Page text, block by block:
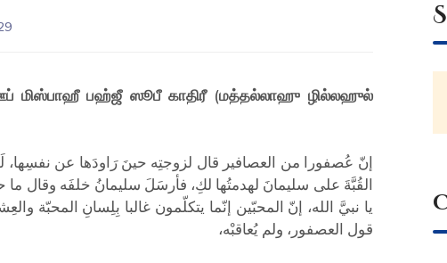
மிஸ்பாஹீ பஹ்ஜீ ஸூபீ காதிரீ (மத்தல்லாஹு ழில்லஹுல்
إنّ عُصفورا من العصافير قال لزوجتِه حينَ رَاودَها عن
القُبَّةَ على سليمانَ لهدمتُها لكِ، فأرسَلَ سليمانُ خلفَه وقال
يا نبيَّ الله، إنّ المحبّين إنّما يتكلّمون غالبا بِلِسانِ المحبّة
قول العصفور، ولم يُعاقبْه،